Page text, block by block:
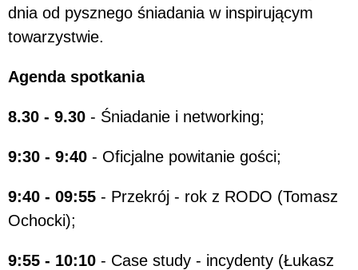
dnia od pysznego śniadania w inspirującym
towarzystwie.
Agenda spotkania
8.30 - 9.30 - Śniadanie i networking;
9:30 - 9:40 - Oficjalne powitanie gości;
9:40 - 09:55 - Przekrój - rok z RODO (Tomasz
Ochocki);
9:55 - 10:10 - Case study - incydenty (Łukasz